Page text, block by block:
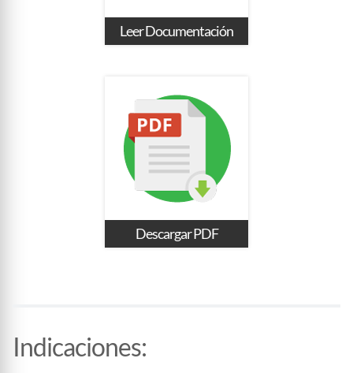
Leer Documentación
Descargar PDF
Indicaciones: